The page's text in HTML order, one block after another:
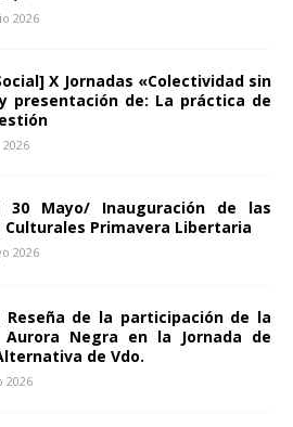
2026
X Jornadas «Colectividad sin
presentación de: La práctica de
30 Mayo/ Inauguración de las
Culturales Primavera Libertaria
2026
Reseña de la participación de la
Aurora Negra en la Jornada de
de Vdo.
2026